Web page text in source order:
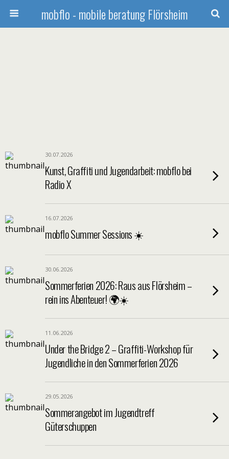
mobflo - mobile beratung Flörsheim
30.07.2026
Kunst, Graffiti und Jugendarbeit: mobflo bei
Radio X
16.07.2026
mobflo Summer Sessions ☀️
30.06.2026
Sommerferien 2026: Raus aus Flörsheim –
rein ins Abenteuer! 🌍☀️
11.06.2026
Under the Bridge 2 – Graffiti-Workshop für
Jugendliche in den Sommerferien 2026
29.05.2026
Sommerangebot im Jugendtreff
Güterschuppen